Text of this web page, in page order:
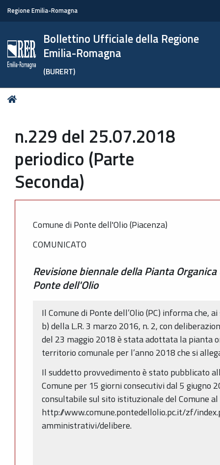
Regione Emilia-Romagna
Bollettino Ufficiale della Regione
Emilia-Romagna
(BURERT)
Tu
n.229 del 25.07.2018
periodico (Parte
Seconda)
Comune di Ponte dell'Olio (Piacenza)
COMUNICATO
Revisione biennale della Pianta
Ponte dell'Olio
Il Comune di Ponte dell’Olio (PC) informa che,
b) della L.R. 3 marzo 2016, n. 2, con
del 23 maggio 2018 è stata adottata la pianta
territorio comunale per l’anno 2018 che si
Il suddetto provvedimento è stato pubblicato
Comune per 15 giorni consecutivi dal 5 giugno
consultabile sul sito istituzionale del Comune
http://www.comune.pontedellolio.pc.it/zf/
amministrativi/delibere.